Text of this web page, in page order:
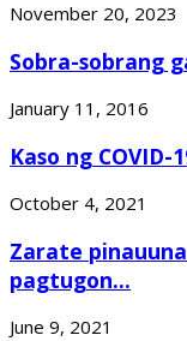
November 20, 2023
Sobra-sobrang
January 11, 2016
Kaso ng
October 4, 2021
Zarate
pagtugon...
June 9, 2021